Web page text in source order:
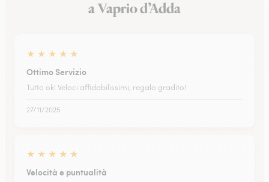
a Vaprio d’Adda
★ ★ ★ ★ ★
Ottimo Servizio
Tutto ok! Veloci affidabilissimi, regalo gradito!
27/11/2025
★ ★ ★ ★ ★
Velocità e puntualità